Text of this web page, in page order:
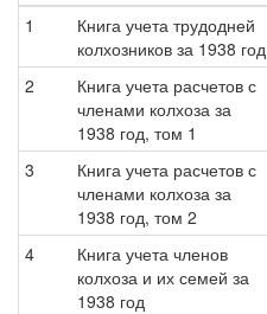
1
Книга учета трудодней
колхозников за 1938 год
2
Книга учета расчетов с
членами колхоза за
1938 год, том 1
3
Книга учета расчетов с
членами колхоза за
1938 год, том 2
4
Книга учета членов
колхоза и их семей за
1938 год